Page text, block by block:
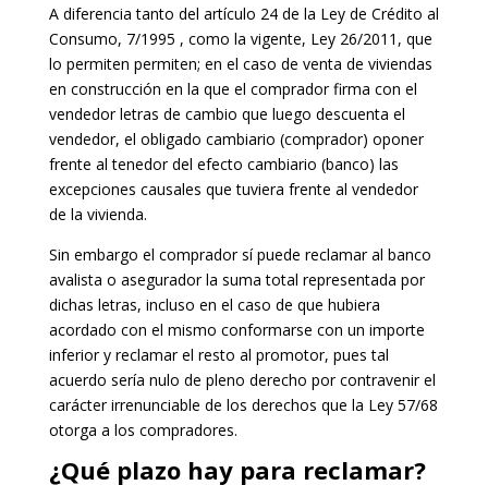
A diferencia tanto del artículo 24 de la Ley de Crédito al
Consumo, 7/1995 , como la vigente, Ley 26/2011, que
lo permiten permiten; en el caso de venta de viviendas
en construcción en la que el comprador firma con el
vendedor letras de cambio que luego descuenta el
vendedor, el obligado cambiario (comprador) oponer
frente al tenedor del efecto cambiario (banco) las
excepciones causales que tuviera frente al vendedor
de la vivienda.
Sin embargo el comprador sí puede reclamar al banco
avalista o asegurador la suma total representada por
dichas letras, incluso en el caso de que hubiera
acordado con el mismo conformarse con un importe
inferior y reclamar el resto al promotor, pues tal
acuerdo sería nulo de pleno derecho por contravenir el
carácter irrenunciable de los derechos que la Ley 57/68
otorga a los compradores.
¿Qué plazo hay para reclamar?